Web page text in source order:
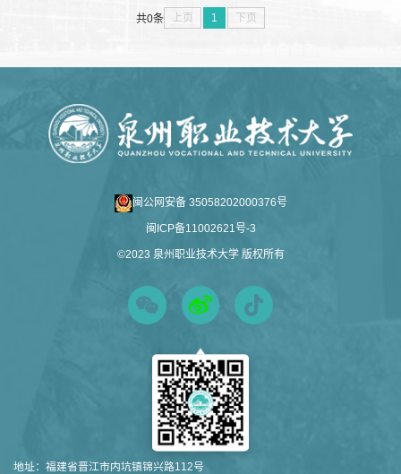
共0条 上页 1 下页
闽公网安备 35058202000376号
闽ICP备11002621号-3
©2023 泉州职业技术大学 版权所有
地址： 福建省晋江市内坑镇锦兴路112号